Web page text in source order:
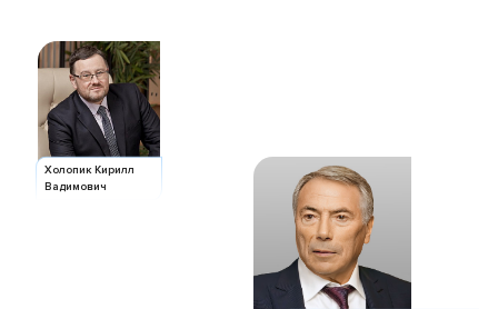
Холопик Кирилл
Вадимович